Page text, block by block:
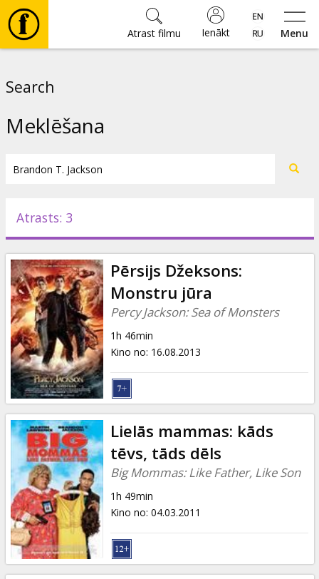
Menu
Ienākt
Atrast filmu
Pasākumi
Ziņas
Dāvanu
kartes
Uzkodas
B2B
Kino
Klubs
Search
Meklēšana
Atrasts: 3
Pērsijs Džeksons:
Monstru jūra
Percy Jackson: Sea of Monsters
1h 46min
Kino no: 16.08.2013
Lielās mammas: kāds
tēvs, tāds dēls
Big Mommas: Like Father, Like Son
1h 49min
Kino no: 04.03.2011